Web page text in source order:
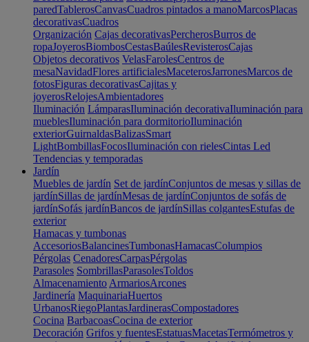
paredTablerosCanvasCuadros pintados a manoMarcosPlacas
decorativasCuadros
Organización Cajas decorativasPercherosBurros de
ropaJoyerosBiombosCestasBaúlesRevisterosCajas
Objetos decorativos VelasFarolesCentros de
mesaNavidadFlores artificialesMaceterosJarronesMarcos de
fotosFiguras decorativasCajitas y
joyerosRelojesAmbientadores
Iluminación LámparasIluminación decorativaIluminación para
mueblesIluminación para dormitorioIluminación
exteriorGuirnaldasBalizasSmart
LightBombillasFocosIluminación con rielesCintas Led
Tendencias y temporadas
Jardín
Muebles de jardín Set de jardínConjuntos de mesas y sillas de
jardínSillas de jardínMesas de jardínConjuntos de sofás de
jardínSofás jardínBancos de jardínSillas colgantesEstufas de
exterior
Hamacas y tumbonas
AccesoriosBalancinesTumbonasHamacasColumpios
Pérgolas CenadoresCarpasPérgolas
Parasoles SombrillasParasolesToldos
Almacenamiento ArmariosArcones
Jardinería MaquinariaHuertos
UrbanosRiegoPlantasJardinerasCompostadores
Cocina BarbacoasCocina de exterior
Decoración Grifos y fuentesEstatuasMacetasTermómetros y